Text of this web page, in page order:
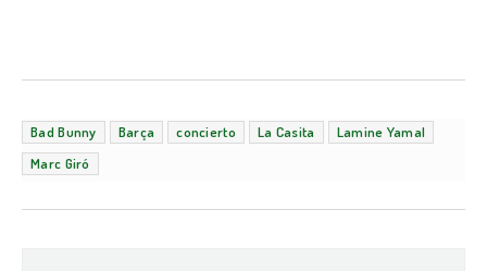
Bad Bunny Barça concierto La Casita
Lamine Yamal
Marc Giró